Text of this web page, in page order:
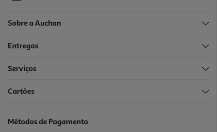
Sobre a Auchan
Entregas
Serviços
Cartões
Métodos de Pagamento